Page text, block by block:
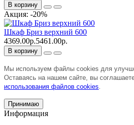
В корзину
Акция: -20%
Шкаф Бриз верхний 600
4369.00р.5461.00р.
В корзину
Мы используем файлы cookies для
Оставаясь на нашем сайте, вы
использования файлов cookies
Принимаю
Информация